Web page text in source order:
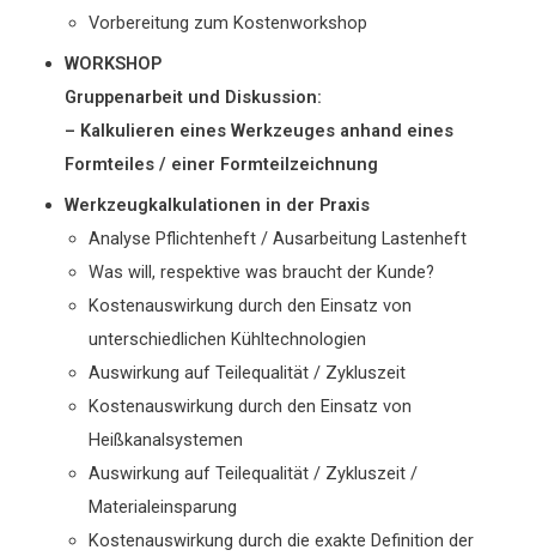
Vorbereitung zum Kostenworkshop
WORKSHOP
Gruppenarbeit und Diskussion:
– Kalkulieren eines Werkzeuges anhand eines
Formteiles / einer Formteilzeichnung
Werkzeugkalkulationen in der Praxis
Analyse Pflichtenheft / Ausarbeitung Lastenheft
Was will, respektive was braucht der Kunde?
Kostenauswirkung durch den Einsatz von
unterschiedlichen Kühltechnologien
Auswirkung auf Teilequalität / Zykluszeit
Kostenauswirkung durch den Einsatz von
Heißkanalsystemen
Auswirkung auf Teilequalität / Zykluszeit /
Materialeinsparung
Kostenauswirkung durch die exakte Definition der